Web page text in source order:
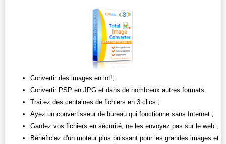
Convertir des images en lot!;
Convertir PSP en JPG et dans de nombreux autres formats
Traitez des centaines de fichiers en 3 clics ;
Ayez un convertisseur de bureau qui fonctionne sans Internet ;
Gardez vos fichiers en sécurité, ne les envoyez pas sur le web ;
Bénéficiez d'un moteur plus puissant pour les grandes images et